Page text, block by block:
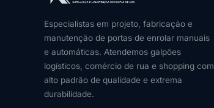
Especialistas em projeto, fabricação e
manutenção de portas de enrolar manuais
e automáticas. Atendemos galpões
logísticos, comércio de rua e shopping com
alto padrão de qualidade e extrema
durabilidade.